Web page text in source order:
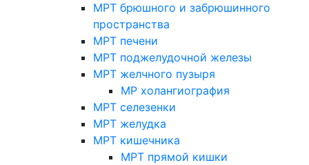
МРТ брюшного и забрюшинного
пространства
МРТ печени
МРТ поджелудочной железы
МРТ желчного пузыря
МР холангиография
МРТ селезенки
МРТ желудка
МРТ кишечника
МРТ прямой кишки